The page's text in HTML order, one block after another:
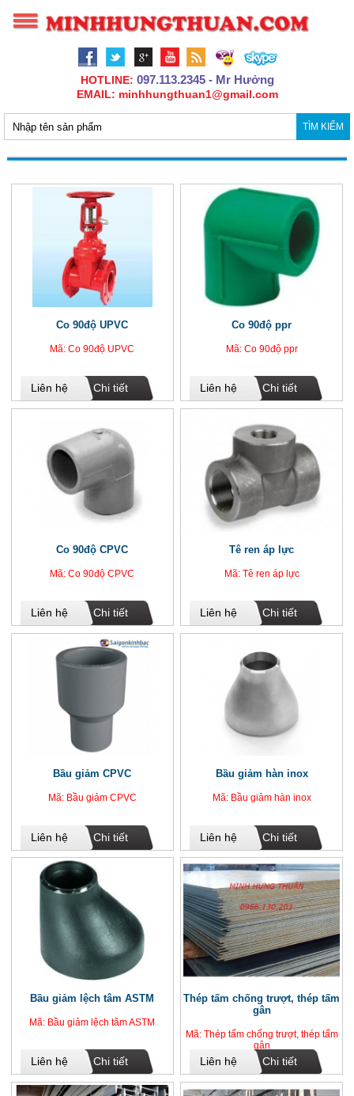
HOTLINE: 097.113.2345 - Mr Hưởng
EMAIL: minhhungthuan1@gmail.com
TÌM KIẾM
Co 90độ UPVC
Mã: Co 90độ UPVC
Liên hệ Chi tiết
Co 90độ ppr
Mã: Co 90độ ppr
Liên hệ Chi tiết
Co 90độ CPVC
Mã: Co 90độ CPVC
Liên hệ Chi tiết
Tê ren áp lực
Mã: Tê ren áp lực
Liên hệ Chi tiết
Bầu giảm CPVC
Mã: Bầu giảm CPVC
Liên hệ Chi tiết
Bầu giảm hàn inox
Mã: Bầu giảm hàn inox
Liên hệ Chi tiết
Bầu giảm lệch tâm ASTM
Mã: Bầu giảm lệch tâm ASTM
Liên hệ Chi tiết
Thép tấm chống trượt, thép tấm
gân
Mã: Thép tấm chống trượt, thép tấm
gân
Liên hệ Chi tiết